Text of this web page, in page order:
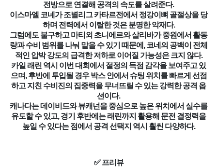
전방으로 연결해 공격의 속도를 살려준다.
이스마엘 코네가 조별리그 카타르전에서 정강이뼈 골절상을 당
하며 전력에서 이탈한 것은 분명한 악재다.
그럼에도 불구하고 마티외 초니에르와 살리바가 중원에서 활동
량과 수비 범위를 나눠 맡을 수 있기 때문에, 코네의 공백이 전체
적인 압박 강도의 급격한 저하로 이어질 가능성은 크지 않다.
카일 래린 역시 이번 대회에서 절정의 득점 감각을 보여주고 있
으며, 후반에 투입될 경우 박스 안에서 슈팅 위치를 빠르게 선점
하고 지친 수비진의 집중력을 무너뜨릴 수 있는 강력한 공격 옵
션이다.
캐나다는 데이비드와 뷰캐넌을 중심으로 높은 위치에서 실수를
유도할 수 있고, 경기 후반에는 래린까지 활용해 문전 결정력을
높일 수 있다는 점에서 공격 선택지 역시 훨씬 다양하다.
✅ 프리뷰